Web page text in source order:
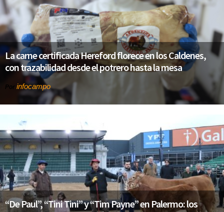
La carne certificada Hereford florece en los Caldenes,
con trazabilidad desde el potrero hasta la mesa
Por infocampo
“De Paul”, “Tini Tini” y “Tim Payne” en Palermo: los